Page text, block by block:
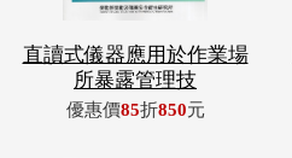
直讀式儀器應用於作業場
所暴露管理技
優惠價85折850元